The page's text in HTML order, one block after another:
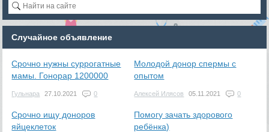
Случайное объявление
Срочно нужны суррогатные
мамы. Гонорар 1200000
Гульнара 27.10.2021 0
Молодой донор спермы с
опытом
Алексей Илясов 05.11.2021 0
Срочно ищу доноров
яйцеклеток
Помогу зачать здорового
ребёнка)